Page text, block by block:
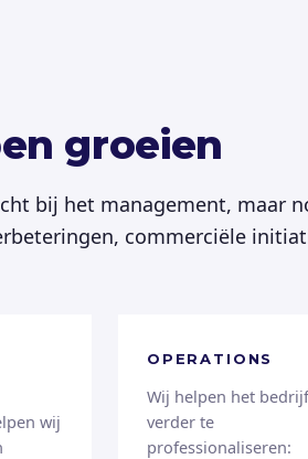
groeien
bij het management, maar
commerciële
wij
OPERATIONS
Wij helpen het bedrijf
verder te
professionaliseren: